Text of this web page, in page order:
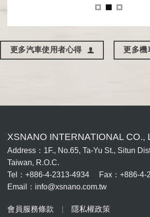
更多汽車使用者心得 更多機
XSNANO INTERNATIONAL CO.,
Address：1F., No.65, Ta-Yu St., Situn
Taiwan, R.O.C.
Tel：+886-4-2313-4934 Fax：+886-4-
Email：info@xsnano.com.tw
會員服務條款 隱私權政策